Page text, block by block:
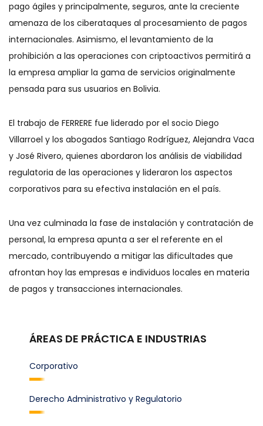
pago ágiles y principalmente, seguros, ante la creciente
amenaza de los ciberataques al procesamiento de pagos
internacionales. Asimismo, el levantamiento de la
prohibición a las operaciones con criptoactivos permitirá a
la empresa ampliar la gama de servicios originalmente
pensada para sus usuarios en Bolivia.
El trabajo de FERRERE fue liderado por el socio Diego
Villarroel y los abogados Santiago Rodríguez, Alejandra Vaca
y José Rivero, quienes abordaron los análisis de viabilidad
regulatoria de las operaciones y lideraron los aspectos
corporativos para su efectiva instalación en el país.
Una vez culminada la fase de instalación y contratación de
personal, la empresa apunta a ser el referente en el
mercado, contribuyendo a mitigar las dificultades que
afrontan hoy las empresas e individuos locales en materia
de pagos y transacciones internacionales.
ÁREAS DE PRÁCTICA E INDUSTRIAS
Corporativo
Derecho Administrativo y Regulatorio